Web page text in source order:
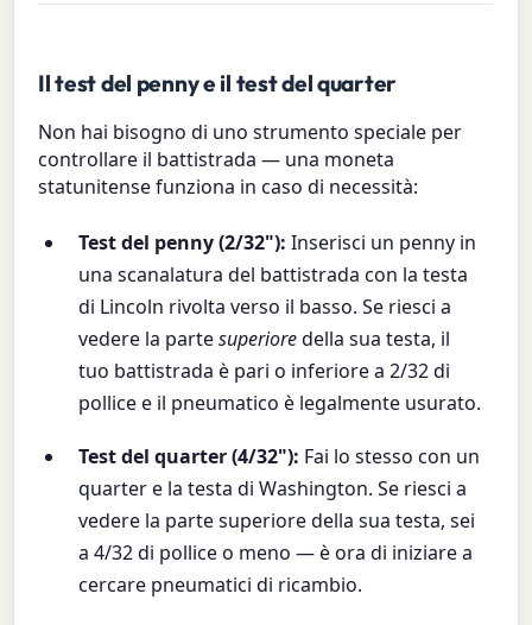
Il test del penny e il test del quarter
Non hai bisogno di uno strumento speciale per
controllare il battistrada — una moneta
statunitense funziona in caso di necessità:
Test del penny (2/32"): Inserisci un penny in
una scanalatura del battistrada con la testa
di Lincoln rivolta verso il basso. Se riesci a
vedere la partesuperioredella sua testa, il
tuo battistrada è pari o inferiore a 2/32 di
pollice e il pneumatico è legalmente usurato.
Test del quarter (4/32"): Fai lo stesso con un
quarter e la testa di Washington. Se riesci a
vedere la parte superiore della sua testa, sei
a 4/32 di pollice o meno — è ora di iniziare a
cercare pneumatici di ricambio.